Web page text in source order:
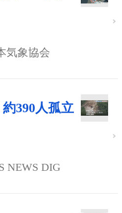
気象協会
390人孤立
NEWS DIG